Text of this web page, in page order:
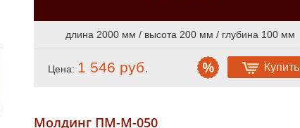
длина 2000 мм / высота 200 мм / глубина 100 мм
Цена: 1 546 руб. Купить
Молдинг ПМ-М-050